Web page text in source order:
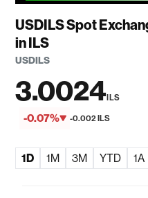
USDILS Spot
in ILS
USDILS
3.0024 ILS
-0.07% -0.002 ILS
1D 1M 3M YTD 1A